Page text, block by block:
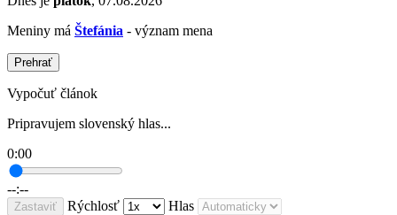
Meniny má Štefánia - význam mena
Prehrať
Vypočuť článok
Pripravujem slovenský hlas...
0:00
--:--
Zastaviť Rýchlosť Hlas